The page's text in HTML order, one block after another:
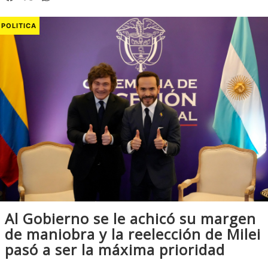
POLITICA
Al Gobierno se le achicó su margen
de maniobra y la reelección de Milei
pasó a ser la máxima prioridad